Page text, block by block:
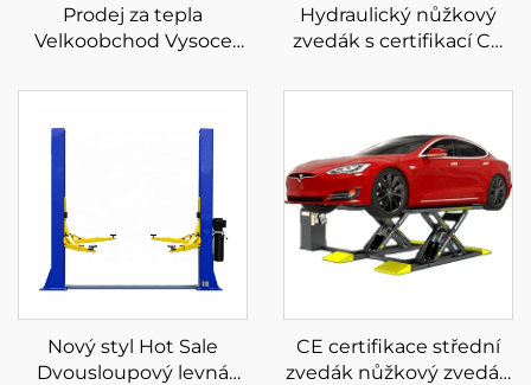
Prodej za tepla
Velkoobchod Vysoce
parkovací výtah na
Hydraulický nůžkový
zvedák s certifikací CE
nízkoúrovňový zvedák
Nový styl Hot Sale
Dvousloupový levná
CE certifikace střední
zvedák nůžkový zvedák